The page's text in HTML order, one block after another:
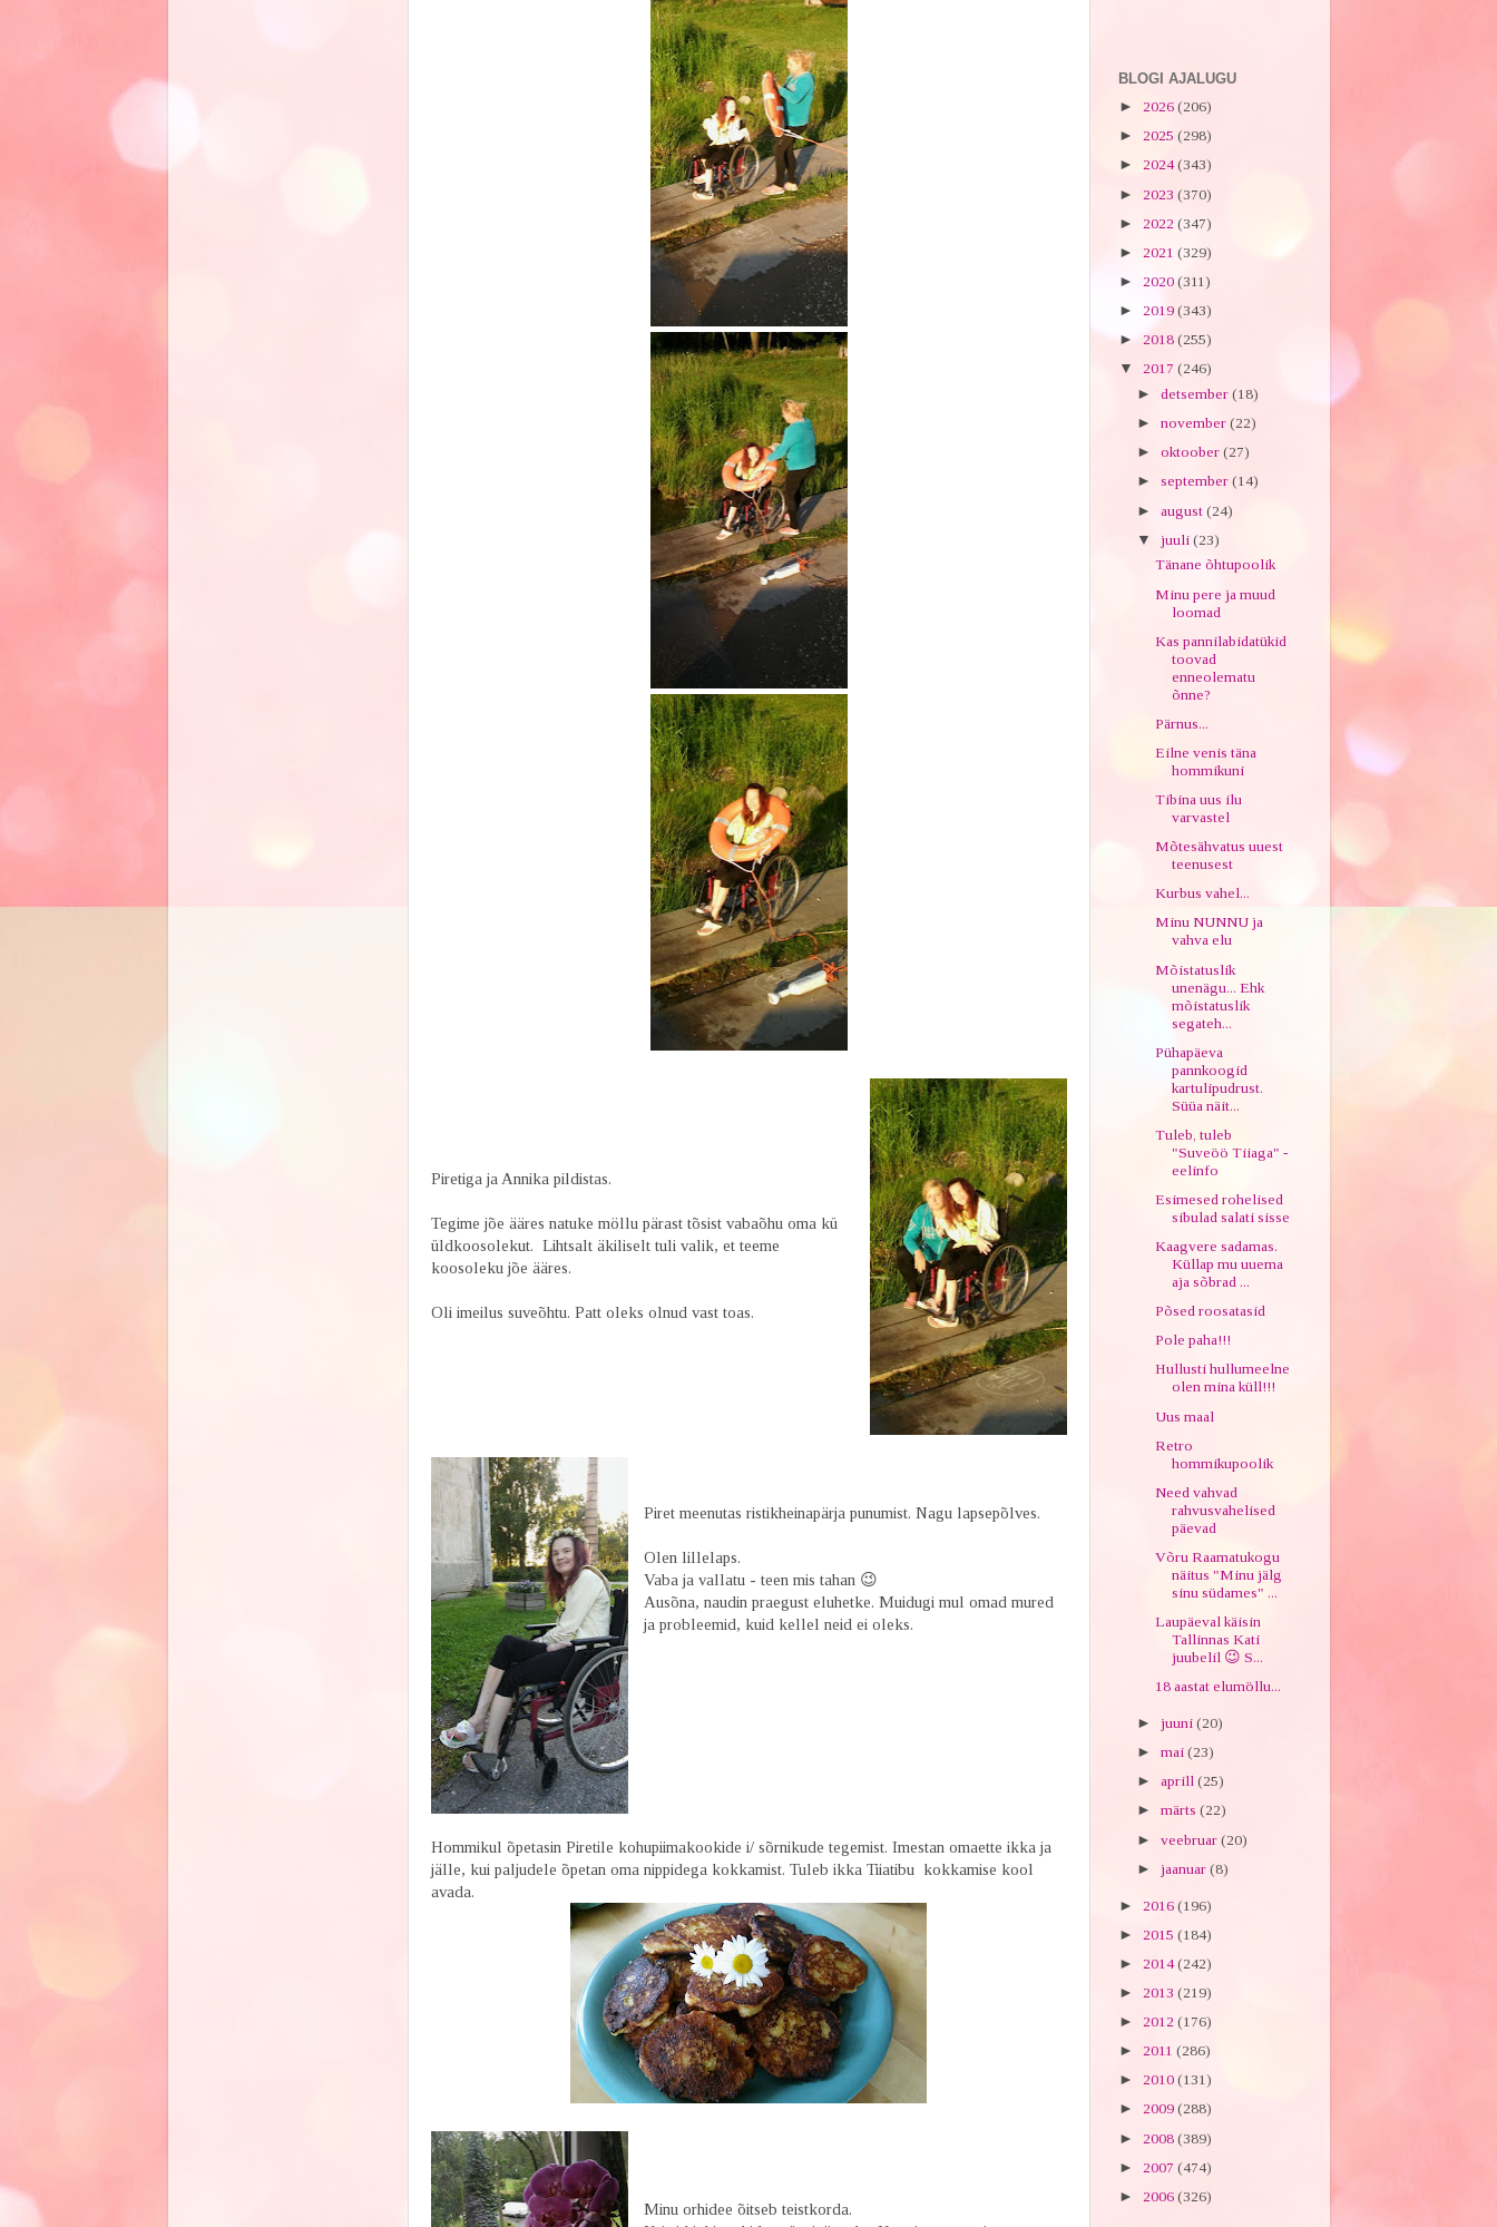
Piretiga ja Annika pildistas.
Tegime jõe ääres natuke möllu pärast tõsist vabaõhu oma kü
üldkoosolekut. Lihtsalt äkiliselt tuli valik, et teeme
koosoleku jõe ääres.
Oli imeilus suveõhtu. Patt oleks olnud vast toas.
Piret meenutas ristikheinapärja punumist. Nagu lapsepõlves.
Olen lillelaps.
Vaba ja vallatu - teen mis tahan 😉
Ausõna, naudin praegust eluhetke. Muidugi mul omad mured
ja probleemid, kuid kellel neid ei oleks.
Hommikul õpetasin Piretile kohupiimakookide i/ sõrnikude tegemist. Imestan omaette ikka ja
jälle, kui paljudele õpetan oma nippidega kokkamist. Tuleb ikka Tiiatibu kokkamise kool
avada.
Minu orhidee õitseb teistkorda.
BLOGI AJALUGU
► 2026 (206)
► 2025 (298)
► 2024(343)
► 2023 (370)
► 2022 (347)
► 2021 (329)
► 2020 (311)
► 2019 (343)
► 2018 (255)
▼ 2017 (246)
► detsember (18)
► november (22)
► oktoober (27)
► september (14)
► august (24)
▼ juuli (23)
Tänane õhtupoolik
Minu pere ja muud
loomad
Kas pannilabidatükid
toovad
enneolematu
õnne?
Pärnus...
Eilne venis täna
hommikuni
Tibina uus ilu
varvastel
Mõtesähvatus uuest
teenusest
Kurbus vahel...
Minu NUNNU ja
vahva elu
Mõistatuslik
unenägu... Ehk
mõistatuslik
segateh...
Pühapäeva
pannkoogid
kartulipudrust.
Süüa näit...
Tuleb, tuleb
"Suveöö Tiiaga" -
eelinfo
Esimesed rohelised
sibulad salati sisse
Kaagvere sadamas.
Küllap mu uuema
aja sõbrad ...
Põsed roosatasid
Pole paha!!!
Hullusti hullumeelne
olen mina küll!!!
Uus maal
Retro
hommikupoolik
Need vahvad
rahvusvahelised
päevad
Võru Raamatukogu
näitus "Minu jälg
sinu südames" ...
Laupäeval käisin
Tallinnas Kati
juubelil 😉 S...
18 aastat elumöllu...
► juuni (20)
► mai (23)
► aprill (25)
► märts (22)
► veebruar (20)
► jaanuar (8)
► 2016 (196)
► 2015 (184)
► 2014(242)
► 2013 (219)
► 2012 (176)
► 2011 (286)
► 2010 (131)
► 2009 (288)
► 2008 (389)
► 2007 (474)
► 2006 (326)